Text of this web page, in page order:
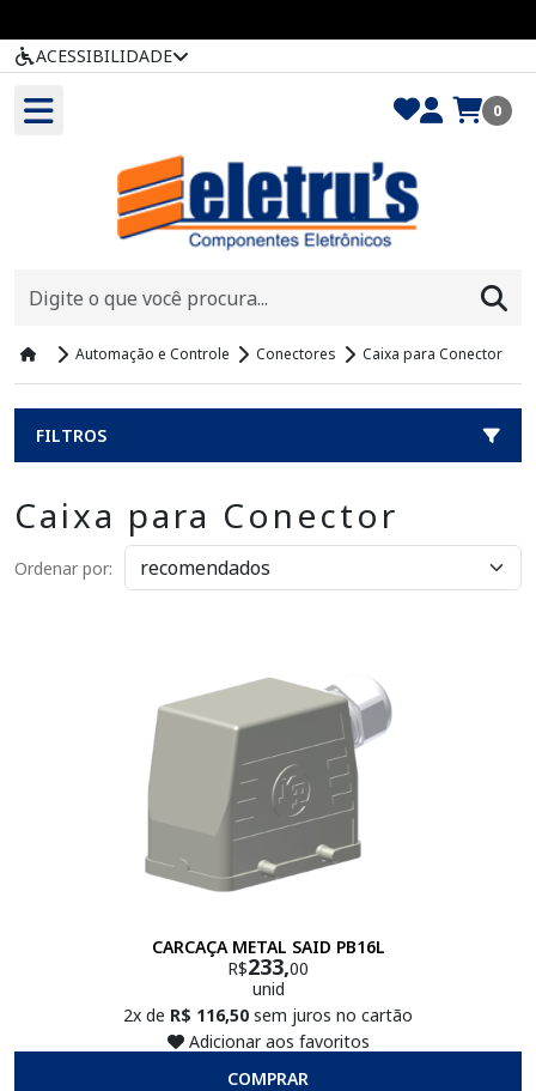
ACESSIBILIDADE
0
Automação e Controle Conectores Caixa para Conector
FILTROS
Caixa para Conector
Ordenar por:
CARCAÇA METAL SAID PB16L
R$233,00
unid
2x de R$ 116,50 sem juros no cartão
Adicionar aos favoritos
COMPRAR